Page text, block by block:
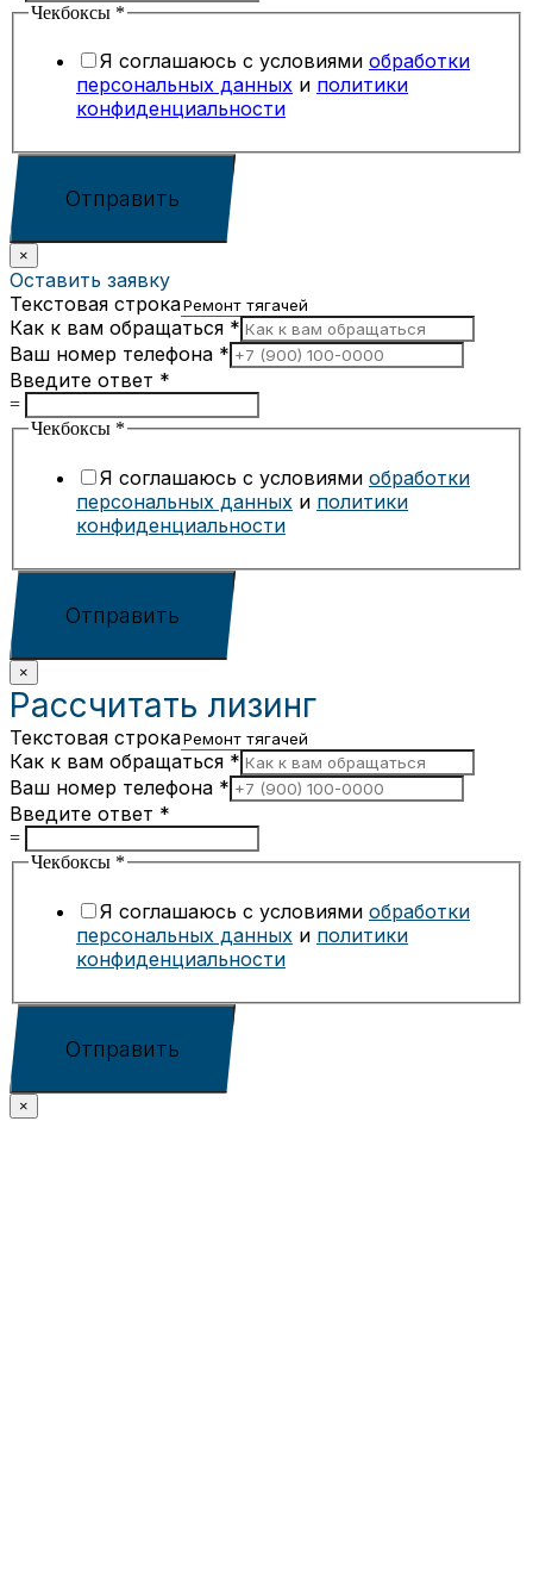
Чекбоксы *
Я соглашаюсь с условиями обработки
персональных данных и политики
конфиденциальности
Отправить
×
Оставить заявку
Текстовая строка
Как к вам обращаться *
Ваш номер телефона *
Введите ответ *
=
Чекбоксы *
Я соглашаюсь с условиями обработки
персональных данных и политики
конфиденциальности
Отправить
×
Рассчитать лизинг
Текстовая строка
Как к вам обращаться *
Ваш номер телефона *
Введите ответ *
=
Чекбоксы *
Я соглашаюсь с условиями обработки
персональных данных и политики
конфиденциальности
Отправить
×